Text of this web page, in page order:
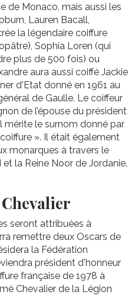
de Monaco, mais aussi les
Lauren Bacall,
la légendaire coiffure
Sophia Loren (qui
plus de 500 fois) ou
aura aussi coiffé Jackie
d'Etat donné en 1961 au
de Gaulle. Le coiffeur
de l’épouse du président
mérite le surnom donné par
». Il était également
monarques à travers le
la Reine Noor de Jordanie.
seront attribuées à
remettre deux Oscars de
la Fédération
président d'honneur
française de 1978 à
Chevalier de la Légion